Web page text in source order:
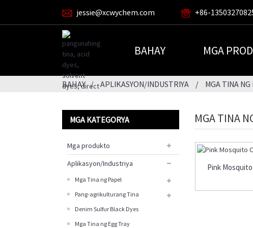
jessie@xcwychem.com +86-
BAHAY MGA
BAHAY APLIKASYON/INDUSTRIYA MGA TINA
MGA KATEGORYA
Mga produkto
Aplikasyon/Industriya
Mga Tina ng Papel
Pang-agrikulturang Tina
Denim Sulfur Black Dyes
Mga Tina ng Egg Tray
MGA TINA
Pink